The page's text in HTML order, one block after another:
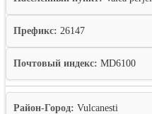
Префикс: 26147
Почтовый индекс: MD6100
Район-Город: Vulcanesti